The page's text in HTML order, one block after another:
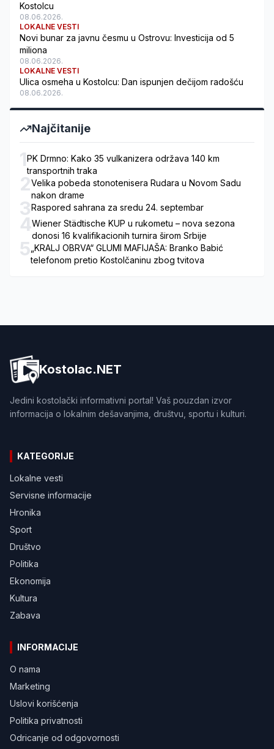
Kostolcu
08.06.2026.
LOKALNE VESTI
Novi bunar za javnu česmu u Ostrovu: Investicija od 5
miliona
08.06.2026.
LOKALNE VESTI
Ulica osmeha u Kostolcu: Dan ispunjen dečijom radošću
08.06.2026.
Najčitanije
1PK Drmno: Kako 35 vulkanizera održava 140 km
transportnih traka
2Velika pobeda stonotenisera Rudara u Novom Sadu
nakon drame
3Raspored sahrana za sredu 24. septembar
4Wiener Städtische KUP u rukometu – nova sezona
donosi 16 kvalifikacionih turnira širom Srbije
5„KRALJ OBRVA“ GLUMI MAFIJAŠA: Branko Babić
telefonom pretio Kostolčaninu zbog tvitova
Kostolac.NET
Jedini kostolački informativni portal! Vaš pouzdan izvor
informacija o lokalnim dešavanjima, društvu, sportu i kulturi.
KATEGORIJE
Lokalne vesti
Servisne informacije
Hronika
Sport
Društvo
Politika
Ekonomija
Kultura
Zabava
INFORMACIJE
O nama
Marketing
Uslovi korišćenja
Politika privatnosti
Odricanje od odgovornosti